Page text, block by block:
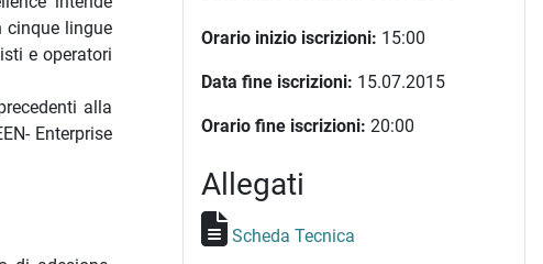
cinque lingue
e operatori
alla
Enterprise
Orario inizio iscrizioni: 15:00
Data fine iscrizioni: 15.07.2015
Orario fine iscrizioni: 20:00
Allegati
Scheda Tecnica